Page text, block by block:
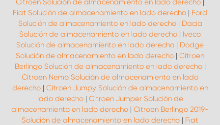
Citroen Solución de almacenamiento en lado derecho |
Fiat Solución de almacenamiento en lado derecho | Ford
Solución de almacenamiento en lado derecho| Dacia
Solución de almacenamiento en lado derecho | Iveco
Solución de almacenamiento en lado derecho | Dodge
Solución de almacenamiento en lado derecho | Citroen
Berlingo Solución de almacenamiento en lado derecho|
Citroen Nemo Solución de almacenamiento en lado
derecho| Citroen Jumpy Solución de almacenamiento en
lado derecho| Citroen Jumper Solución de
almacenamiento en lado derecho | Citroen Berlingo 2019-
Solución de almacenamiento en lado derecho | Fiat